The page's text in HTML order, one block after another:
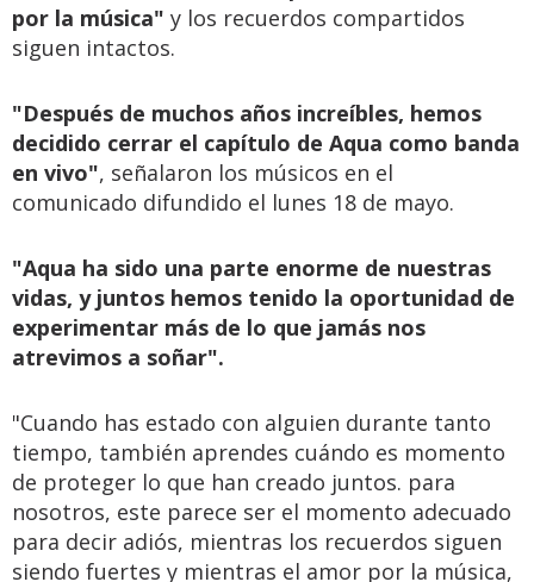
por la música" y los recuerdos compartidos
siguen intactos.
"Después de muchos años increíbles, hemos
decidido cerrar el capítulo de Aqua como banda
en vivo", señalaron los músicos en el
comunicado difundido el lunes 18 de mayo.
"Aqua ha sido una parte enorme de nuestras
vidas, y juntos hemos tenido la oportunidad de
experimentar más de lo que jamás nos
atrevimos a soñar".
"Cuando has estado con alguien durante tanto
tiempo, también aprendes cuándo es momento
de proteger lo que han creado juntos. para
nosotros, este parece ser el momento adecuado
para decir adiós, mientras los recuerdos siguen
siendo fuertes y mientras el amor por la música,